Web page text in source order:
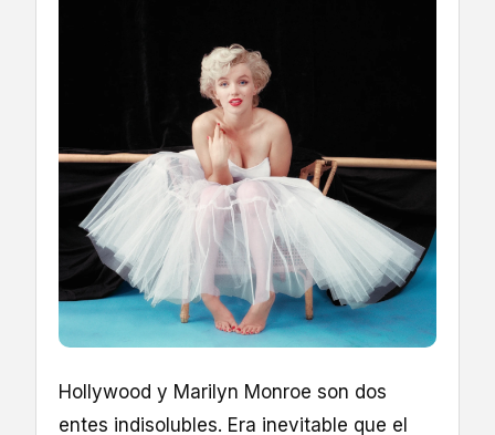
Hollywood y Marilyn Monroe son dos
entes indisolubles. Era inevitable que el